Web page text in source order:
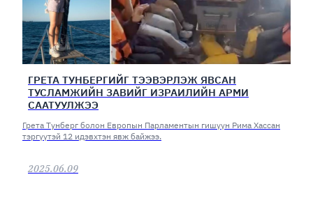
ГРЕТА ТУНБЕРГИЙГ ТЭЭВЭРЛЭЖ ЯВСАН
ТУСЛАМЖИЙН ЗАВИЙГ ИЗРАИЛИЙН АРМИ
СААТУУЛЖЭЭ
Грета Тунберг болон Европын Парламентын гишүүн Рима Хассан
тэргүүтэй 12 идэвхтэн явж байжээ.
2025.06.09